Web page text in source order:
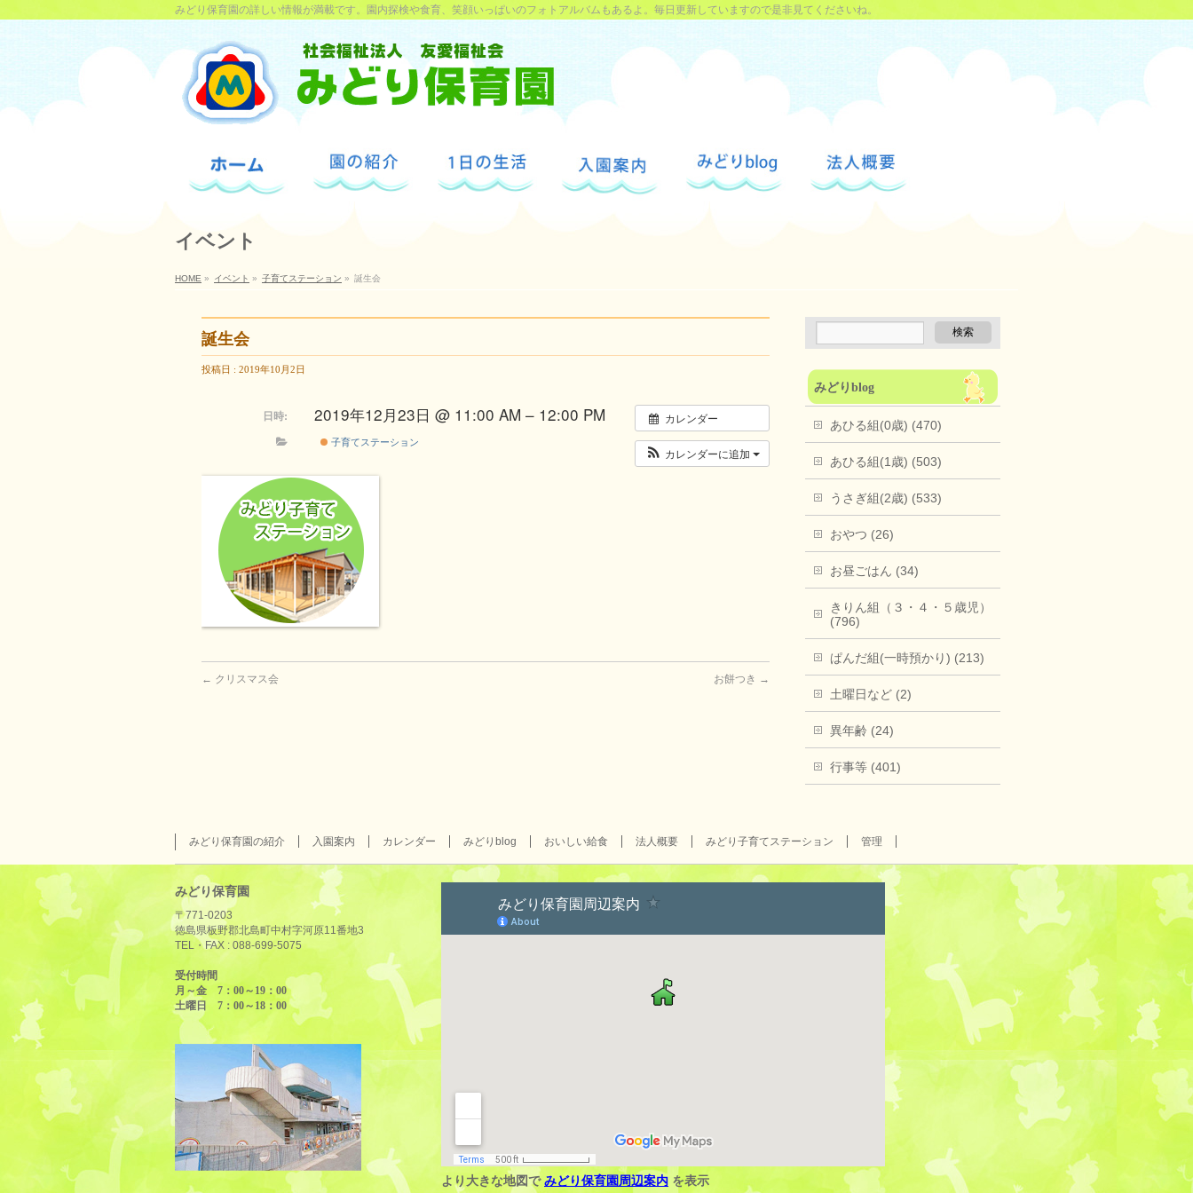
みどり保育園の詳しい情報が満載です。園内探検や食育、笑顔いっぱいのフォトアルバムもあるよ。毎日更新していますので是非見てくださいね。
イベント
HOME » イベント » 子育てステーション » 誕生会
誕生会
投稿日 : 2019年10月2日
カレンダー
カレンダーに追加
日時: 2019年12月23日 @ 11:00 AM – 12:00 PM
子育てステーション
← クリスマス会 お餅つき →
みどりblog
あひる組(0歳) (470)
あひる組(1歳) (503)
うさぎ組(2歳) (533)
おやつ (26)
お昼ごはん (34)
きりん組（３・４・５歳児）
(796)
ぱんだ組(一時預かり) (213)
土曜日など (2)
異年齢 (24)
行事等 (401)
みどり保育園の紹介 入園案内 カレンダー みどりblog おいしい給食 法人概要 みどり子育てステーション 管理
みどり保育園
〒771-0203
徳島県板野郡北島町中村字河原11番地3
TEL・FAX : 088-699-5075
受付時間
月～金 7：00～19：00
土曜日 7：00～18：00
より大きな地図で みどり保育園周辺案内 を表示